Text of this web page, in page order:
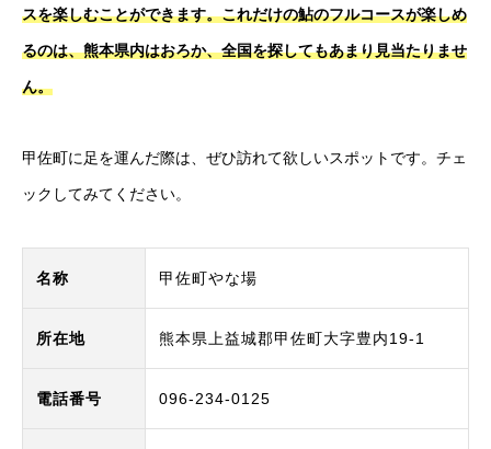
スを楽しむことができます。これだけの鮎のフルコースが楽しめ
るのは、熊本県内はおろか、全国を探してもあまり見当たりませ
ん。
甲佐町に足を運んだ際は、ぜひ訪れて欲しいスポットです。チェ
ックしてみてください。
名称 甲佐町やな場
所在地 熊本県上益城郡甲佐町大字豊内19-1
電話番号 096-234-0125